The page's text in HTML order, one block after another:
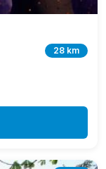
28 km